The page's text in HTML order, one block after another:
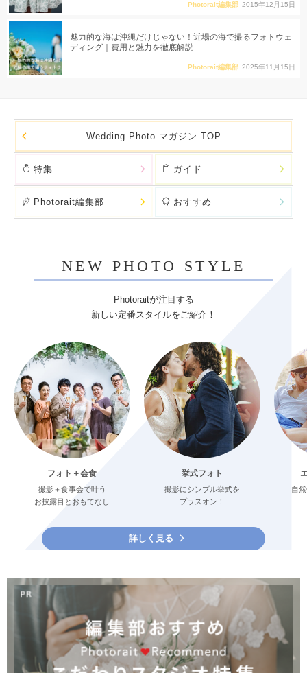
Photorait編集部 2015年12月15日
魅力的な海は沖縄だけじゃない！近場の海で撮るフォトウェ
ディング｜費用と魅力を徹底解説
Photorait編集部 2025年11月15日
Wedding Photo マガジン TOP
特集 ガイド
Photorait編集部 おすすめ
NEW PHOTO STYLE
Photoraitが注目する
新しい定番スタイルをご紹介！
フォト＋会食
撮影＋食事会で叶う
お披露目とおもてなし
挙式フォト
撮影にシンプル挙式を
プラスオン！
自
詳しく見る